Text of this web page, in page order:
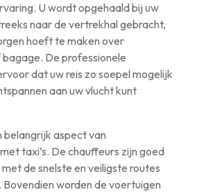
U wordt opgehaald bij uw
naar de vertrekhal gebracht,
hoeft te maken over
De professionele
dat uw reis zo soepel mogelijk
aan uw vlucht kunt
belangrijk aspect van
taxi’s. De chauffeurs zijn goed
de snelste en veiligste routes
worden de voertuigen